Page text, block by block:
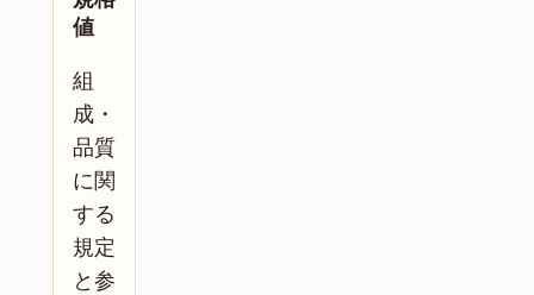
値
組
成・
品質
に関
する
規定
と参